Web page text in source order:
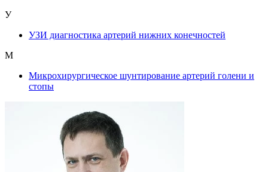
У
УЗИ диагностика артерий нижних конечностей
М
Микрохирургическое шунтирование артерий голени и
стопы